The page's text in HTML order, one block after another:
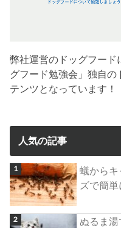
弊社運営のドッグフード
グフード勉強会」独自
テンツとなっています！
人気の記事
蟻からキ
ズで簡
ぬるま